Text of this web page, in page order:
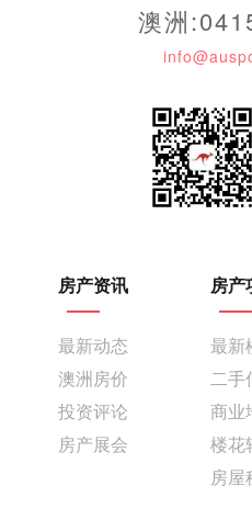
澳洲
房产资讯
最新动态
澳洲房价
投资评论
房产展会
房产
最新
二手
商业
楼花
房屋